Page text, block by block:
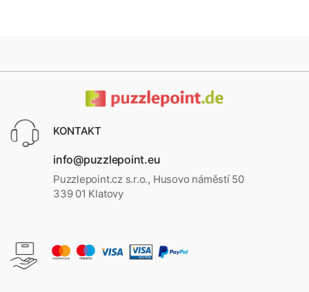
KONTAKT
info@puzzlepoint.eu
Puzzlepoint.cz s.r.o., Husovo náměstí 50
339 01 Klatovy